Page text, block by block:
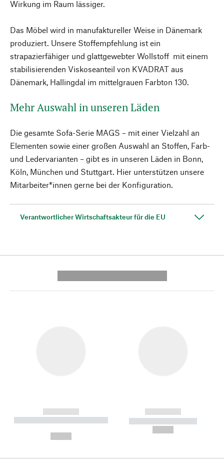
Wirkung im Raum lässiger.
Das Möbel wird in manufaktureller Weise in Dänemark
produziert. Unsere Stoffempfehlung ist ein
strapazierfähiger und glattgewebter Wollstoff mit einem
stabilisierenden Viskoseanteil von KVADRAT aus
Dänemark, Hallingdal im mittelgrauen Farbton 130.
Mehr Auswahl in unseren Läden
Die gesamte Sofa-Serie MAGS – mit einer Vielzahl an
Elementen sowie einer großen Auswahl an Stoffen, Farb-
und Ledervarianten – gibt es in unseren Läden in Bonn,
Köln, München und Stuttgart. Hier unterstützen unsere
Mitarbeiter*innen gerne bei der Konfiguration.
Verantwortlicher Wirtschaftsakteur für die EU
------------
----------- ----------- --------
------------
----------- -----------